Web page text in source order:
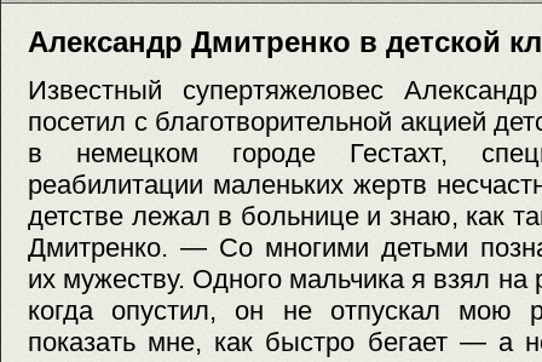
Александр Дмитренко в детской
Известный супертяжеловес
посетил с благотворительной акцией
в немецком городе Гестахт,
реабилитации маленьких жертв
детстве лежал в больнице и знаю, как
Дмитренко. — Со многими детьми
их мужеству. Одного мальчика я взял на
когда опустил, он не отпускал мою
показать мне, как быстро бегает — а